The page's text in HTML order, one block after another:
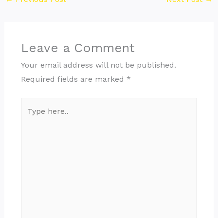
Leave a Comment
Your email address will not be published.
Required fields are marked *